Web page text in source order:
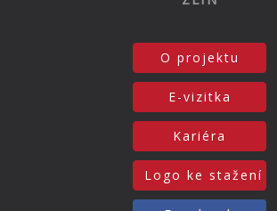
O projektu
E-vizitka
Kariéra
Logo ke stažení